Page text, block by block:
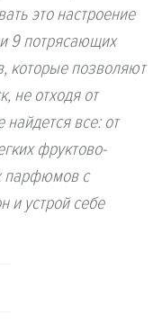
это настроение
9 потрясающих
которые позволяют
не отходя от
найдется все: от
фруктово-
парфюмов с
и устрой себе